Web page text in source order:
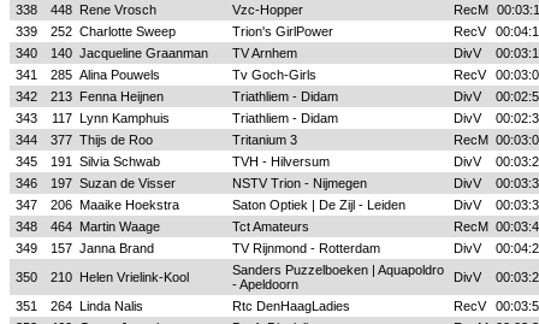
338
448 Rene Vrosch Vzc-Hopper RecM
339
252 Charlotte Sweep Trion's GirlPower RecV
340
140 Jacqueline Graanman TV Arnhem DivV
341
285 Alina Pouwels Tv Goch-Girls RecV
342
213 Fenna Heijnen Triathliem - Didam DivV
343
117 Lynn Kamphuis Triathliem - Didam DivV
344
377 Thijs de Roo Tritanium 3 RecM
345
191 Silvia Schwab TVH - Hilversum DivV
346
197 Suzan de Visser NSTV Trion - Nijmegen DivV
347
206 Maaike Hoekstra Saton Optiek | De Zijl - Leiden DivV
348
464 Martin Waage Tct Amateurs RecM
349
157 Janna Brand TV Rijnmond - Rotterdam DivV
350
210 Helen Vrielink-Kool
Sanders Puzzelboeken | Aquapoldro
- Apeldoorn
DivV
351
264 Linda Nalis Rtc DenHaagLadies RecV